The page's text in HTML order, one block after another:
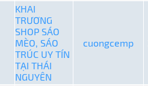
KHAI
TRƯƠNG
SHOP SÁO
MÈO, SÁO
TRÚC UY TÍN
TẠI THÁI
NGUYÊN
cuongcemp